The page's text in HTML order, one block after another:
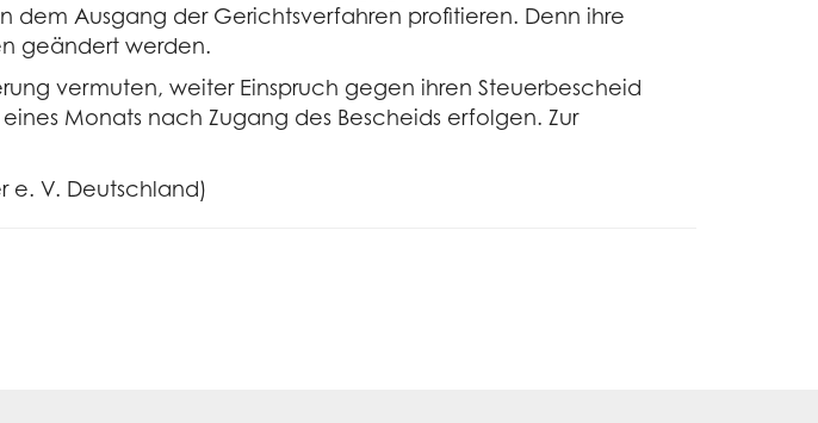
Ausgang der Gerichtsverfahren profitieren. Denn ihre
geändert werden.
vermuten, weiter Einspruch gegen ihren Steuerbescheid
Monats nach Zugang des Bescheids erfolgen. Zur
e. V. Deutschland)